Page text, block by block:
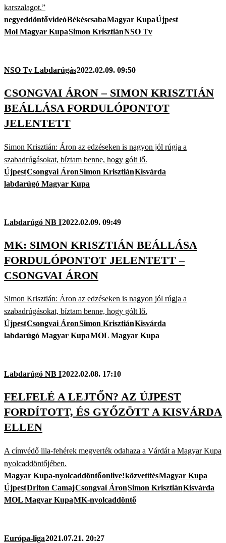
karszalagot.”
negyeddöntővideóBékéscsabaMagyar KupaÚjpest
Mol Magyar KupaSimon KrisztiánNSO Tv
NSO Tv Labdarúgás2022.02.09. 09:50
CSONGVAI ÁRON – SIMON KRISZTIÁN
BEÁLLÁSA FORDULÓPONTOT
JELENTETT
Simon Krisztián: Áron az edzéseken is nagyon jól rúgja a
szabadrúgásokat, bíztam benne, hogy gólt lő.
ÚjpestCsongvai ÁronSimon KrisztiánKisvárda
labdarúgó Magyar Kupa
Labdarúgó NB I2022.02.09. 09:49
MK: SIMON KRISZTIÁN BEÁLLÁSA
FORDULÓPONTOT JELENTETT –
CSONGVAI ÁRON
Simon Krisztián: Áron az edzéseken is nagyon jól rúgja a
szabadrúgásokat, bíztam benne, hogy gólt lő.
ÚjpestCsongvai ÁronSimon KrisztiánKisvárda
labdarúgó Magyar KupaMOL Magyar Kupa
Labdarúgó NB I2022.02.08. 17:10
FELFELÉ A LEJTŐN? AZ ÚJPEST
FORDÍTOTT, ÉS GYŐZÖTT A KISVÁRDA
ELLEN
A címvédő lila-fehérek megverték odahaza a Várdát a Magyar Kupa
nyolcaddöntőjében.
Magyar Kupa-nyolcaddöntőonlive!közvetítésMagyar Kupa
ÚjpestDriton CamajCsongvai ÁronSimon KrisztiánKisvárda
MOL Magyar KupaMK-nyolcaddöntő
Európa-liga2021.07.21. 20:27